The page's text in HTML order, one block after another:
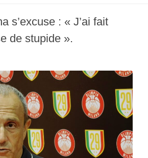
s’excuse : « J’ai fait
de stupide ».